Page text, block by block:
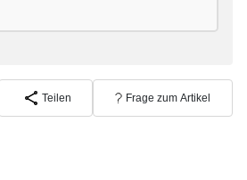
Teilen Frage zum Artikel